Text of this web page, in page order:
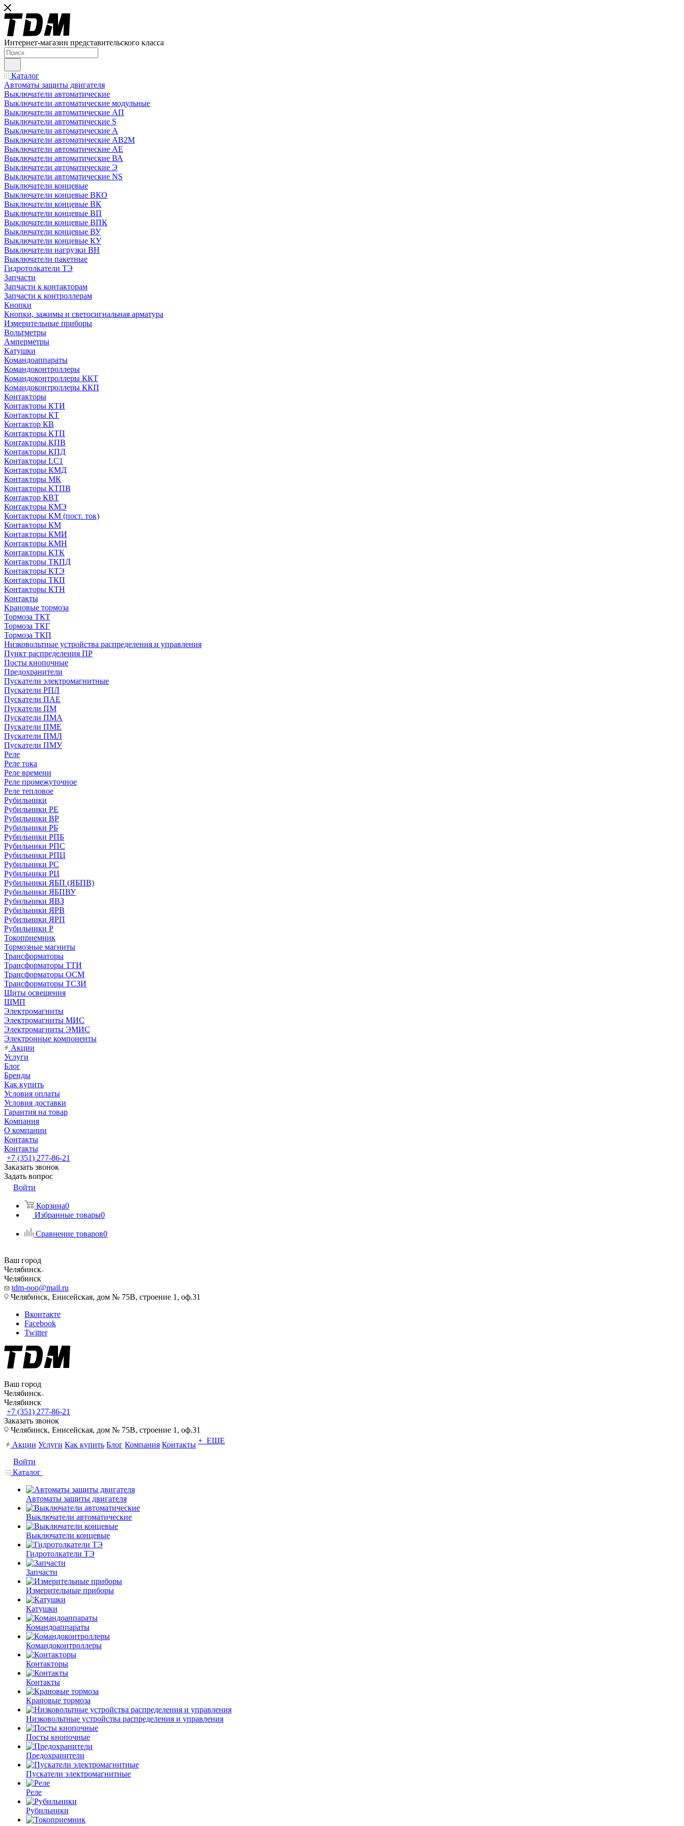
Интернет-магазин представительского класса
Каталог
Автоматы защиты двигателя
Выключатели автоматические
Выключатели автоматические модульные
Выключатели автоматические АП
Выключатели автоматические S
Выключатели автоматические А
Выключатели автоматические АВ2М
Выключатели автоматические АЕ
Выключатели автоматические ВА
Выключатели автоматические Э
Выключатели автоматические NS
Выключатели концевые
Выключатели концевые ВКО
Выключатели концевые ВК
Выключатели концевые ВП
Выключатели концевые ВПК
Выключатели концевые ВУ
Выключатели концевые КУ
Выключатели нагрузки ВН
Выключатели пакетные
Гидротолкатели ТЭ
Запчасти
Запчасти к контакторам
Запчасти к контроллерам
Кнопки
Кнопки, зажимы и светосигнальная арматура
Измерительные приборы
Вольтметры
Амперметры
Катушки
Командоаппараты
Командоконтроллеры
Командоконтроллеры ККТ
Командоконтроллеры ККП
Контакторы
Контакторы КТИ
Контакторы КТ
Контактор КВ
Контакторы КТП
Контакторы КПВ
Контакторы КПД
Контакторы LC1
Контакторы КМД
Контакторы МК
Контакторы КТПВ
Контактор КВТ
Контакторы КМЭ
Контакторы КМ (пост. ток)
Контакторы КМ
Контакторы КМИ
Контакторы КМН
Контакторы КТК
Контакторы ТКПД
Контакторы КТЭ
Контакторы ТКП
Контакторы КТН
Контакты
Крановые тормоза
Тормоза ТКТ
Тормоза ТКГ
Тормоза ТКП
Низковольтные устройства распределения и управления
Пункт распределения ПР
Посты кнопочные
Предохранители
Пускатели электромагнитные
Пускатели РПЛ
Пускатели ПАЕ
Пускатели ПМ
Пускатели ПМА
Пускатели ПМЕ
Пускатели ПМЛ
Пускатели ПМУ
Реле
Реле тока
Реле времени
Реле промежуточное
Реле тепловое
Рубильники
Рубильники РЕ
Рубильники ВР
Рубильники РБ
Рубильники РПБ
Рубильники РПС
Рубильники РПЦ
Рубильники РС
Рубильники РЦ
Рубильники ЯБП (ЯБПВ)
Рубильники ЯБПВУ
Рубильники ЯВЗ
Рубильники ЯРВ
Рубильники ЯРП
Рубильники Р
Токоприемник
Тормозные магниты
Трансформаторы
Трансформаторы ТТИ
Трансформаторы ОСМ
Трансформаторы ТСЗИ
Щиты освещения
ЩМП
Электромагниты
Электромагниты МИС
Электромагниты ЭМИС
Электронные компоненты
Акции
Услуги
Блог
Бренды
Как купить
Условия оплаты
Условия доставки
Гарантия на товар
Компания
О компании
Контакты
Контакты
+7 (351) 277-86-21
Заказать звонок
Задать вопрос
Войти
Корзина0
Избранные товары0
Сравнение товаров0
Ваш город
Челябинск
Челябинск
tdm-ooo@mail.ru
Челябинск, Енисейская, дом № 75В, строение 1, оф.31
Вконтакте
Facebook
Twitter
Ваш город
Челябинск
Челябинск
+7 (351) 277-86-21
Заказать звонок
Челябинск, Енисейская, дом № 75В, строение 1, оф.31
Акции Услуги Как купить Блог Компания Контакты + ЕЩЕ
Войти
Каталог
Автоматы защиты двигателя
Выключатели автоматические
Выключатели концевые
Гидротолкатели ТЭ
Запчасти
Измерительные приборы
Катушки
Командоаппараты
Командоконтроллеры
Контакторы
Контакты
Крановые тормоза
Низковольтные устройства распределения и управления
Посты кнопочные
Предохранители
Пускатели электромагнитные
Реле
Рубильники